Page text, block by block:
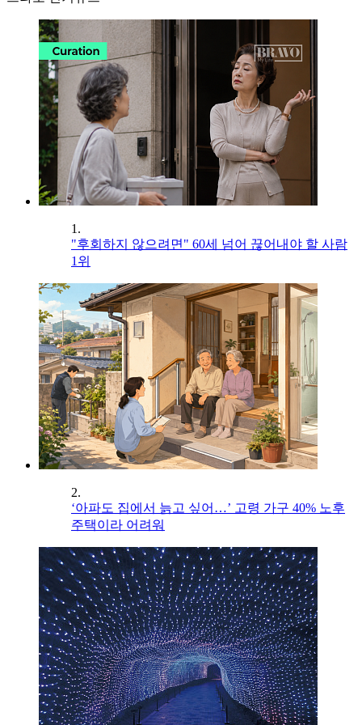
1.
"후회하지 않으려면" 60세 넘어 끊어내야 할 사람
1위
2.
‘아파도 집에서 늙고 싶어…’ 고령 가구 40% 노후
주택이라 어려워